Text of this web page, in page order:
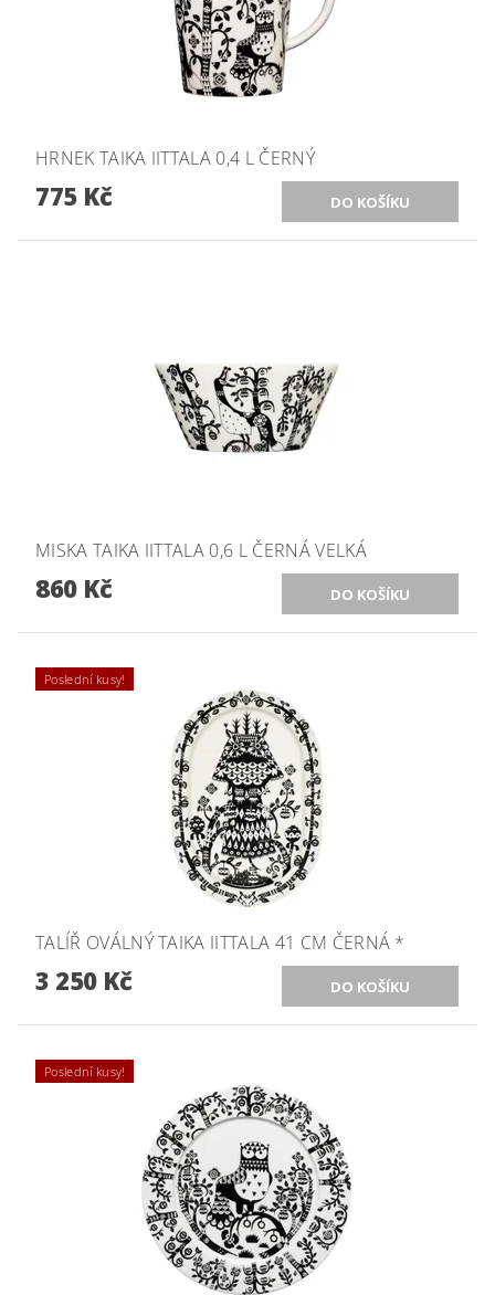
HRNEK TAIKA IITTALA 0,4 L ČERNÝ
775 Kč
MISKA TAIKA IITTALA 0,6 L ČERNÁ VELKÁ
860 Kč
Poslední kusy!
TALÍŘ OVÁLNÝ TAIKA IITTALA 41 CM ČERNÁ *
3 250 Kč
Poslední kusy!